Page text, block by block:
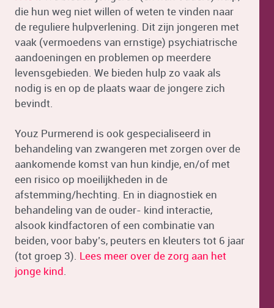
die hun weg niet willen of weten te vinden naar
de reguliere hulpverlening. Dit zijn jongeren met
vaak (vermoedens van ernstige) psychiatrische
aandoeningen en problemen op meerdere
levensgebieden. We bieden hulp zo vaak als
nodig is en op de plaats waar de jongere zich
bevindt.
Youz Purmerend is ook gespecialiseerd in
behandeling van zwangeren met zorgen over de
aankomende komst van hun kindje, en/of met
een risico op moeilijkheden in de
afstemming/hechting. En in diagnostiek en
behandeling van de ouder- kind interactie,
alsook kindfactoren of een combinatie van
beiden, voor baby’s, peuters en kleuters tot 6 jaar
(tot groep 3). Lees meer over de zorg aan het
jonge kind.